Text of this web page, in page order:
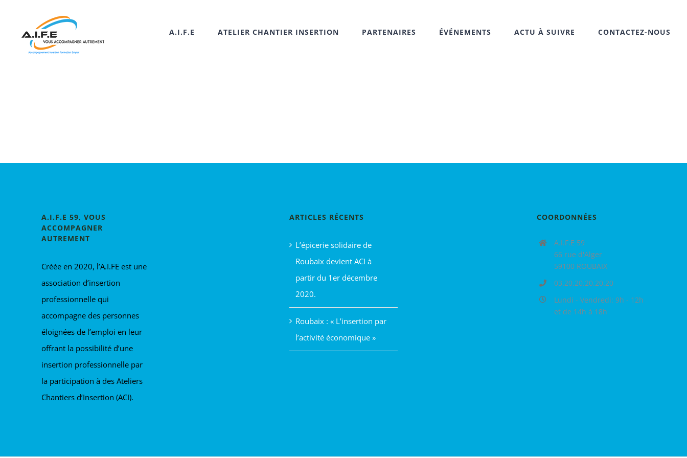
contenu
A.I.F.E ATELIER CHANTIER INSERTION PARTENAIRES ÉVÉNEMENTS ACTU À SUIVRE CONTACTEZ-NOUS
A.I.F.E 59, VOUS
ACCOMPAGNER
AUTREMENT
Créée en 2020, l’A.I.FE est une
association d’insertion
professionnelle qui
accompagne des personnes
éloignées de l’emploi en leur
offrant la possibilité d’une
insertion professionnelle par
la participation à des Ateliers
Chantiers d’Insertion (ACI).
ARTICLES RÉCENTS
L’épicerie solidaire de
Roubaix devient ACI à
partir du 1er décembre
2020.
Roubaix : « L’insertion par
l’activité économique »
COORDONNÉES
A.I.F.E 59
66 rue d'Alger
59100 ROUBAIX
03.20.20.20.20.20
Lundi - Vendredi: 9h - 12h
et de 14h à 18h